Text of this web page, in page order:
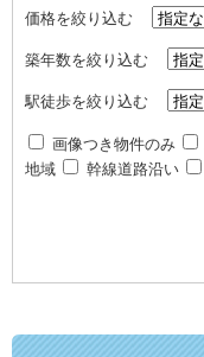
価格を絞り込む
築年数を絞り込む
駅徒歩を絞り込む
画像つき物件のみ
地域
幹線道路沿い